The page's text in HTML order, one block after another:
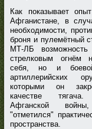
Как показывает
Афганистане, в
необходимости,
броня и пулемётный
МТ-ЛБ возможность
стрелковым огнём
себя, но и
артиллерийских
которыми он
качестве
Афганской
"отметился"
пространства.